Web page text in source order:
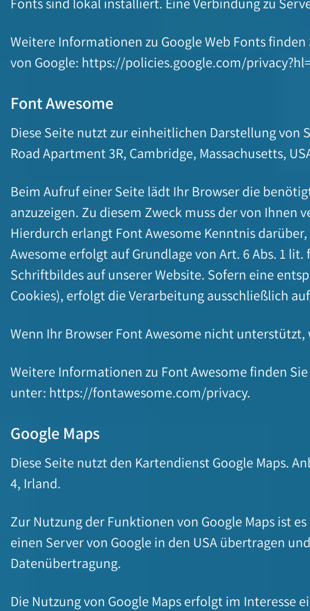
Weitere Informationen zu Google Web Fonts
von Google: https://policies.google.com/
Font Awesome
Diese Seite nutzt zur einheitlichen Darstellung
Road Apartment 3R, Cambridge, Massachusetts,
Beim Aufruf einer Seite lädt Ihr Browser die
anzuzeigen. Zu diesem Zweck muss der von
Hierdurch erlangt Font Awesome Kenntnis
Awesome erfolgt auf Grundlage von Art. 6 Abs. 1
Schriftbildes auf unserer Website. Sofern eine
Cookies), erfolgt die Verarbeitung ausschließlich
Wenn Ihr Browser Font Awesome nicht
Weitere Informationen zu Font Awesome finden
unter: https://fontawesome.com/privacy.
Google Maps
Diese Seite nutzt den Kartendienst Google Maps.
4, Irland.
Zur Nutzung der Funktionen von Google Maps ist
einen Server von Google in den USA übertragen
Datenübertragung.
Die Nutzung von Google Maps erfolgt im Interesse